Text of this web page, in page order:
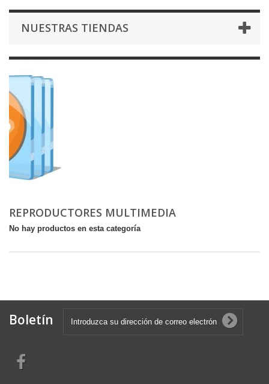
NUESTRAS TIENDAS
REPRODUCTORES MULTIMEDIA
No hay productos en esta categoría
Boletín